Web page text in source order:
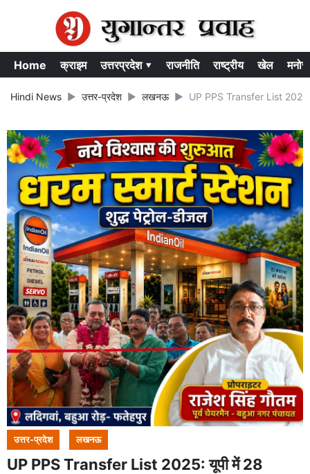
Home क्राइम उत्तरप्रदेश ▾ राजनीति राष्ट्रीय खेल
Hindi News उत्तर-प्रदेश लखनऊ UP PPS Transfer List 2025:
उत्तर-प्रदेश लखनऊ
UP PPS Transfer List 2025: यूपी में 28